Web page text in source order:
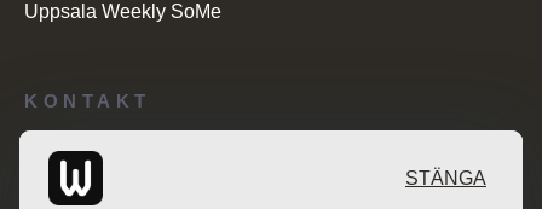
KONTAKT
Redaktionen: desk@maratongroup.com
Uppsala Weekly SoMe
STÄNGA